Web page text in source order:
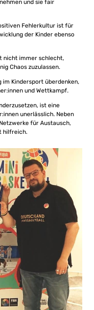
und sie fair
Fehlerkultur ist für
der Kinder ebenso
nicht immer schlecht,
Chaos zuzulassen.
im Kindersport überdenken,
und Wettkampf.
ist eine
unerlässlich. Neben
für Austausch,
hilfreich.